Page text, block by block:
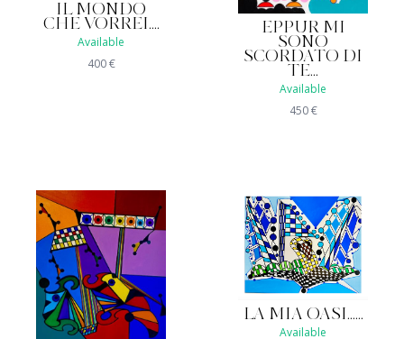
IL MONDO
CHE VORREI....
Available
400€
EPPUR MI
SONO
SCORDATO DI
TE...
Available
450€
LA MIA OASI......
Available